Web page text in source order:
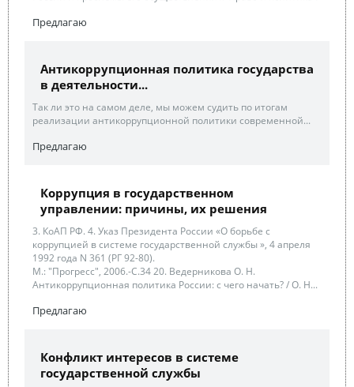
Предлагаю
Антикоррупционная политика государства
в деятельности...
Так ли это на самом деле, мы можем судить по итогам
реализации антикоррупционной политики современной...
Предлагаю
Коррупция в государственном
управлении: причины, их решения
3. КоАП РФ. 4. Указ Президента России «О борьбе с
коррупцией в системе государственной службы », 4 апреля
1992 года N 361 (РГ 92-80).
М.: "Прогресс", 2006.-С.34 20. Ведерникова О. Н.
Антикоррупционная политика России: с чего начать? / О. Н...
Предлагаю
Конфликт интересов в системе
государственной службы